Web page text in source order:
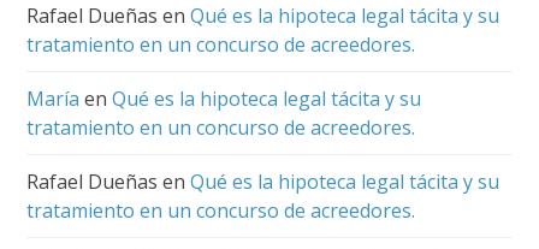
Rafael Dueñas enQué es la hipoteca legal tácita y su
tratamiento en un concurso de acreedores.
María enQué es la hipoteca legal tácita y su
tratamiento en un concurso de acreedores.
Rafael Dueñas enQué es la hipoteca legal tácita y su
tratamiento en un concurso de acreedores.